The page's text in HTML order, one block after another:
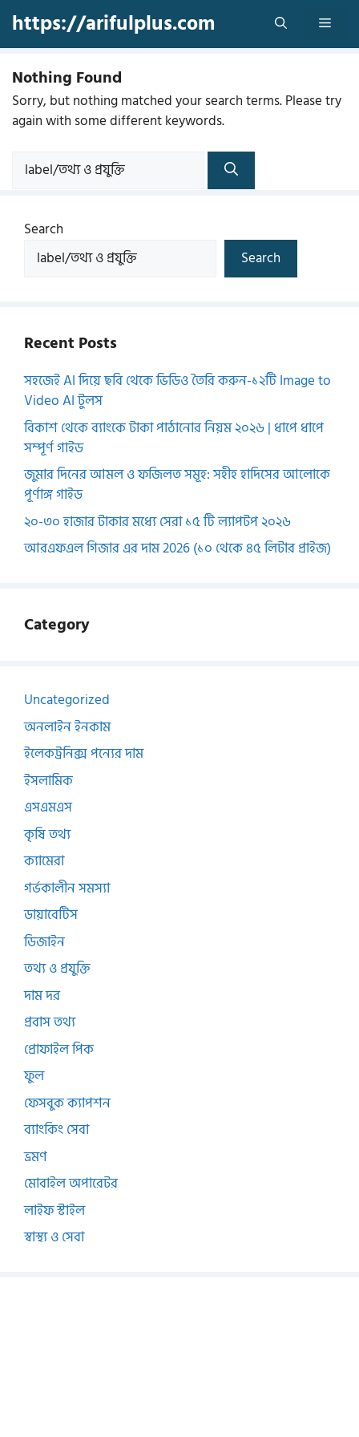
content
https://arifulplus.com Menu
Nothing Found
Sorry, but nothing matched your search terms. Please try
again with some different keywords.
Search
for:
Search
Search
Recent Posts
সহজেই AI দিয়ে ছবি থেকে ভিডিও তৈরি করুন-১২টি Image to
Video AI টুলস
বিকাশ থেকে ব্যাংকে টাকা পাঠানোর নিয়ম ২০২৬ | ধাপে ধাপে
সম্পূর্ণ গাইড
জুমার দিনের আমল ও ফজিলত সমূহ: সহীহ হাদিসের আলোকে
পূর্ণাঙ্গ গাইড
২০-৩০ হাজার টাকার মধ্যে সেরা ১৫ টি ল্যাপটপ ২০২৬
আরএফএল গিজার এর দাম 2026 (১০ থেকে ৪৫ লিটার প্রাইজ)
Category
Uncategorized
অনলাইন ইনকাম
ইলেকট্রনিক্স পন্যের দাম
ইসলামিক
এসএমএস
কৃষি তথ্য
ক্যামেরা
গর্ভকালীন সমস্যা
ডায়াবেটিস
ডিজাইন
তথ্য ও প্রযুক্তি
দাম দর
প্রবাস তথ্য
প্রোফাইল পিক
ফুল
ফেসবুক ক্যাপশন
ব্যাংকিং সেবা
ভ্রমণ
মোবাইল অপারেটর
লাইফ স্টাইল
স্বাস্থ্য ও সেবা